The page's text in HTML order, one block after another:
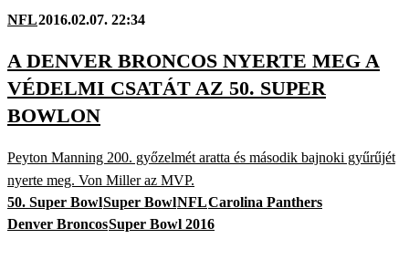
NFL2016.02.07. 22:34
A DENVER BRONCOS NYERTE MEG A
VÉDELMI CSATÁT AZ 50. SUPER
BOWLON
Peyton Manning 200. győzelmét aratta és második bajnoki gyűrűjét
nyerte meg. Von Miller az MVP.
50. Super BowlSuper BowlNFLCarolina Panthers
Denver BroncosSuper Bowl 2016